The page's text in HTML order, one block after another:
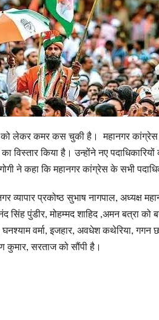
को लेकर कमर कस चुकी है। महानगर
विस्तार किया है। उन्होंने नए
ने कहा कि महानगर कांग्रेस के सभी
व्यापार प्रकोष्ठ सुभाष नागपाल, अध्यक्ष
सिंह पुंडीर, मोहम्मद शाहिद ,अमन बत्रा को
घनश्याम वर्मा, इजहार, अवधेश कथेरिया,
कुमार, सरताज को सौंपी है।